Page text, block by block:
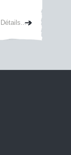
Détails...